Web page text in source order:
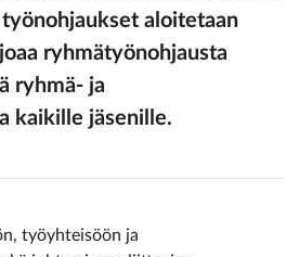
työnohjaukset aloitetaan
ryhmätyönohjausta
ryhmä- ja
kaikille jäsenille.
työyhteisöön ja